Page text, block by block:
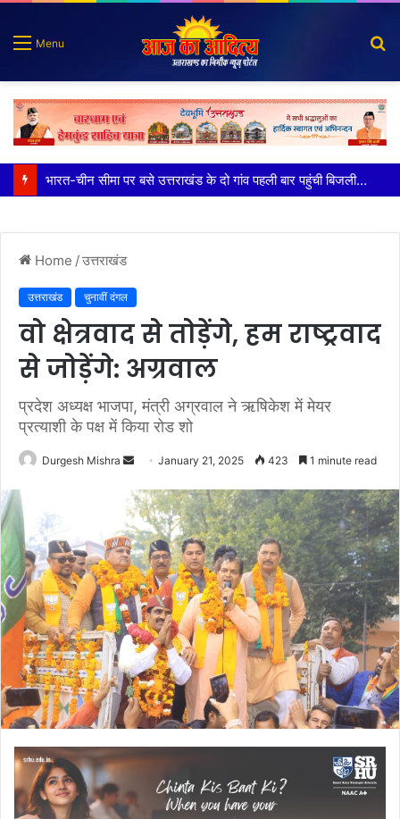
Menu
100 किडनी ट्रांसप्लांट की सफलता, हिम्स जौलीग्रांट ने बढ़ाया चिकित्सा सेवाओं का भरोसा
Home /उत्तराखंड
उत्तराखंड चुनावीं दंगल
वो क्षेत्रवाद से तोड़ेंगे, हम राष्ट्रवाद
से जोड़ेंगे: अग्रवाल
प्रदेश अध्यक्ष भाजपा, मंत्री अग्रवाल ने ऋषिकेश में मेयर
प्रत्याशी के पक्ष में किया रोड शो
Durgesh Mishra
Send
email
January 21, 2025 423 1 minute read